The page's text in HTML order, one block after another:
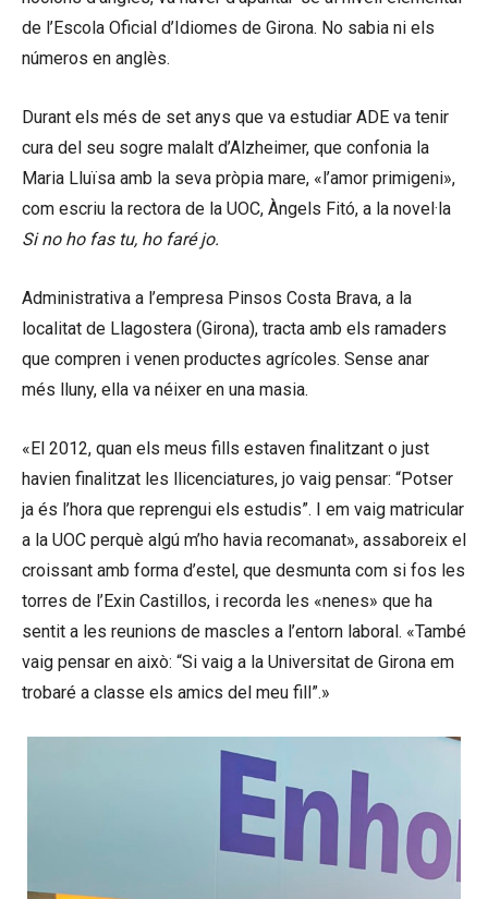
de l’Escola Oficial d’Idiomes de Girona. No sabia ni els
números en anglès.
Durant els més de set anys que va estudiar ADE va tenir
cura del seu sogre malalt d’Alzheimer, que confonia la
Maria Lluïsa amb la seva pròpia mare, «l’amor primigeni»,
com escriu la rectora de la UOC, Àngels Fitó, a la novel·la
Si no ho fas tu, ho faré jo.
Administrativa a l’empresa Pinsos Costa Brava, a la
localitat de Llagostera (Girona), tracta amb els ramaders
que compren i venen productes agrícoles. Sense anar
més lluny, ella va néixer en una masia.
«El 2012, quan els meus fills estaven finalitzant o just
havien finalitzat les llicenciatures, jo vaig pensar: “Potser
ja és l’hora que reprengui els estudis”. I em vaig matricular
a la UOC perquè algú m’ho havia recomanat», assaboreix el
croissant amb forma d’estel, que desmunta com si fos les
torres de l’Exin Castillos, i recorda les «nenes» que ha
sentit a les reunions de mascles a l’entorn laboral. «També
vaig pensar en això: “Si vaig a la Universitat de Girona em
trobaré a classe els amics del meu fill”.»